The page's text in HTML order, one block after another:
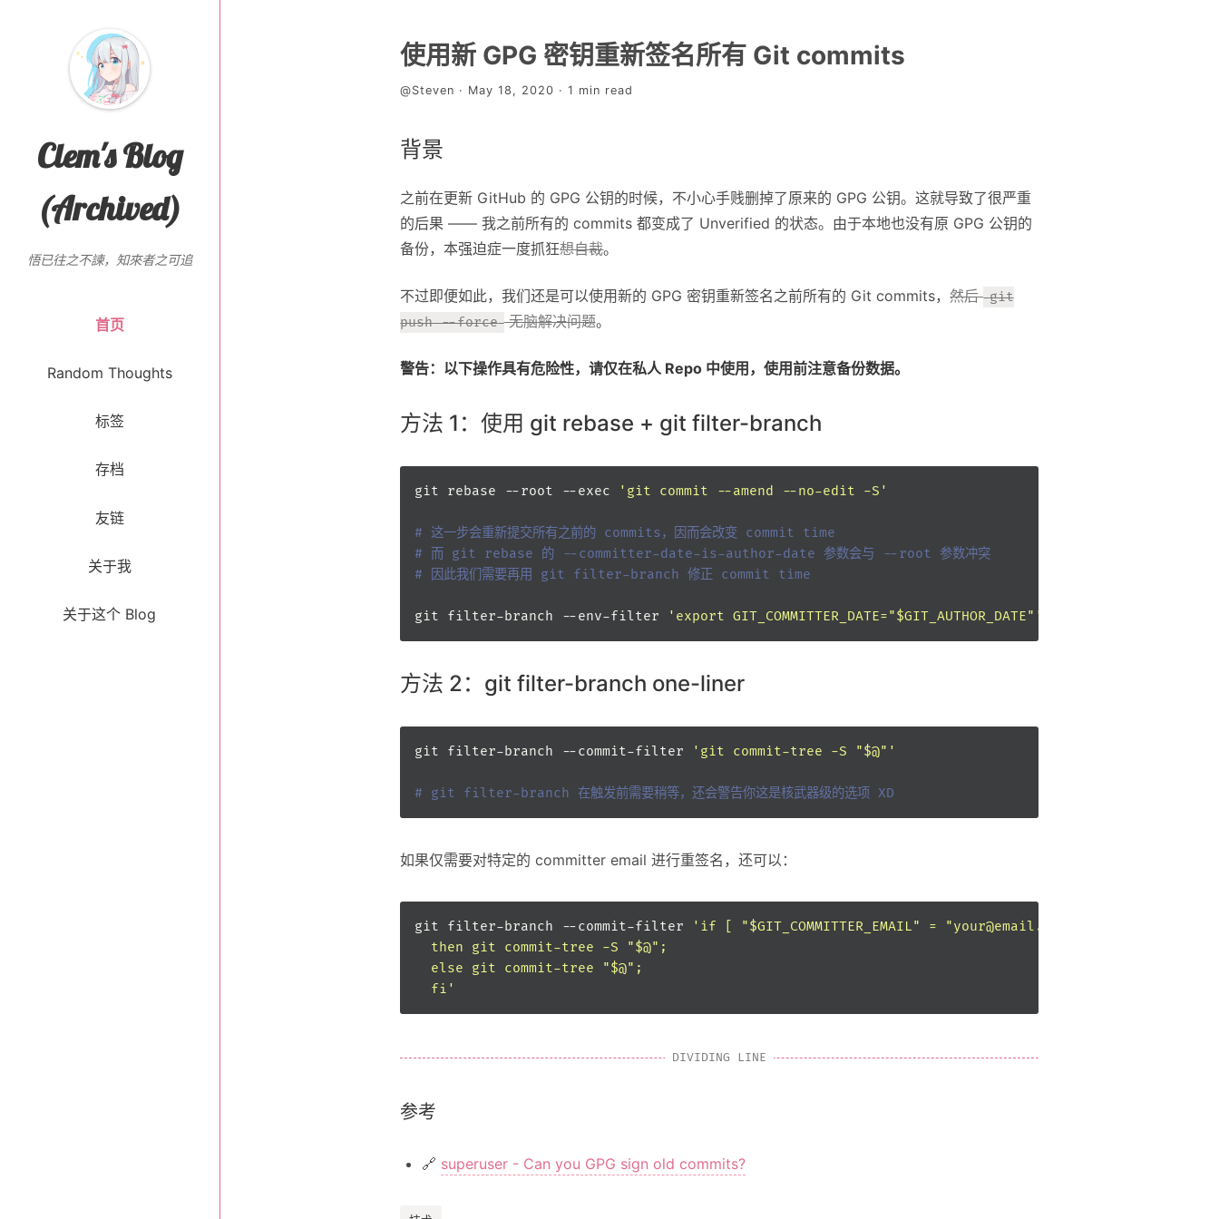
Clem's Blog
(Archived)
悟已往之不諫，知來者之可追
首页
Random Thoughts
标签
存档
友链
关于我
关于这个 Blog
使用新 GPG 密钥重新签名所有 Git commits
@Steven · May 18, 2020 · 1 min read
背景
之前在更新 GitHub 的 GPG 公钥的时候，不小心手贱删掉了原来的 GPG 公钥。这就导致了很严重
的后果 —— 我之前所有的 commits 都变成了 Unverified 的状态。由于本地也没有原 GPG 公钥的
备份，本强迫症一度抓狂想自裁。
不过即便如此，我们还是可以使用新的 GPG 密钥重新签名之前所有的 Git commits，然后 git
push --force 无脑解决问题。
警告：以下操作具有危险性，请仅在私人 Repo 中使用，使用前注意备份数据。
方法 1：使用 git rebase + git filter-branch
git rebase --root --exec 'git commit --amend --no-edit -S'
# 这一步会重新提交所有之前的 commits，因而会改变 commit time
# 而 git rebase 的 --committer-date-is-author-date 参数会与 --root 参数冲突
# 因此我们需要再用 git filter-branch 修正 commit time
git filter-branch --env-filter 'export GIT_COMMITTER_DATE="$GIT_AUTHOR_DATE"'
方法 2：git filter-branch one-liner
git filter-branch --commit-filter 'git commit-tree -S "$@"'
# git filter-branch 在触发前需要稍等，还会警告你这是核武器级的选项 XD
如果仅需要对特定的 committer email 进行重签名，还可以：
git filter-branch --commit-filter
  fi'
参考
🔗 superuser - Can you GPG sign old commits?